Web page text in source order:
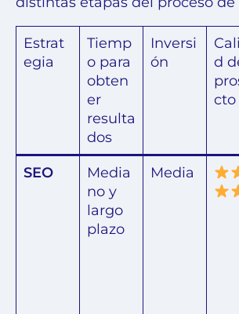
Estrat
egia
Tiemp
o para
obten
er
resulta
dos
Inversi
ón
d
cto
SEO
Media
no y
largo
plazo
Media